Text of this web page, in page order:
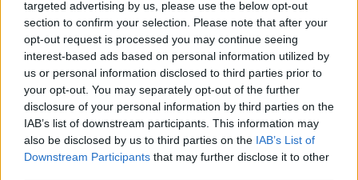
targeted advertising by us, please use the below opt-out
section to confirm your selection. Please note that after your
opt-out request is processed you may continue seeing
interest-based ads based on personal information utilized by
us or personal information disclosed to third parties prior to
your opt-out. You may separately opt-out of the further
disclosure of your personal information by third parties on the
IAB’s list of downstream participants. This information may
also be disclosed by us to third parties on the IAB’s List of
Downstream Participants that may further disclose it to other
Μετόχι.
Στο Κέντρο Υγείας Μαντουδίου δεν
υπήρχε διαθέσιμο ασθενοφόρο και θα
έπρεπε να περιμένει να έρθει από το
Νοσοκομείο της Χαλκίδας.